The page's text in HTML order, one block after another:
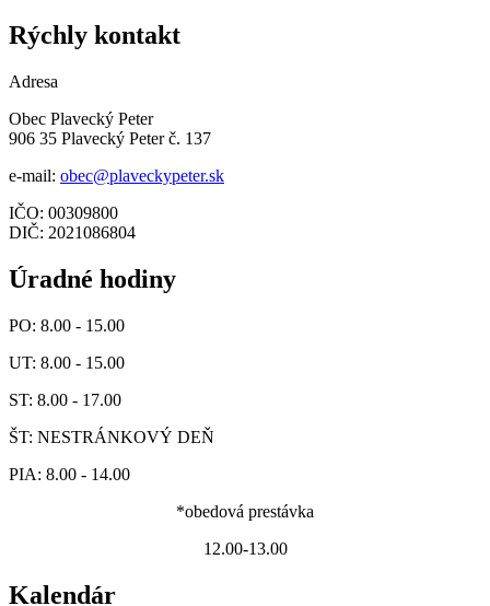
Rýchly kontakt
Adresa
Obec Plavecký Peter
906 35 Plavecký Peter č. 137
e-mail: obec@plaveckypeter.sk
IČO: 00309800
DIČ: 2021086804
Úradné hodiny
PO: 8.00 - 15.00
UT: 8.00 - 15.00
ST: 8.00 - 17.00
ŠT: NESTRÁNKOVÝ DEŇ
PIA: 8.00 - 14.00
*obedová prestávka
12.00-13.00
Kalendár